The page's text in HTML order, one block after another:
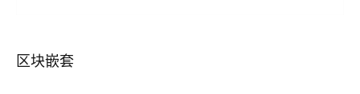
区块嵌套